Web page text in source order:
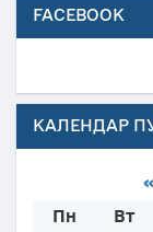
FACEBOOK
КАЛЕНДАР
«
Пн Вт